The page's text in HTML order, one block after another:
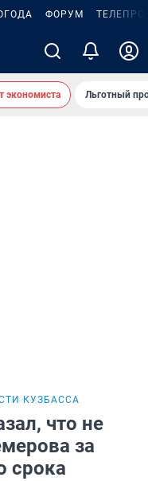
ФОРУМ
экономиста Льготный
КУЗБАССА
что не
за
срока